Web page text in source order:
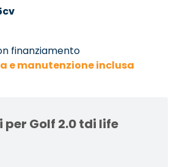
finanziamento
e manutenzione inclusa
Golf 2.0 tdi life